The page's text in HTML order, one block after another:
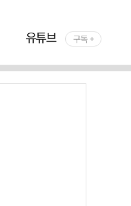
유튜브 구독 +